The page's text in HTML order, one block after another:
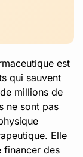
est
qui sauvent
millions de
ne sont pas
Elle
financer des